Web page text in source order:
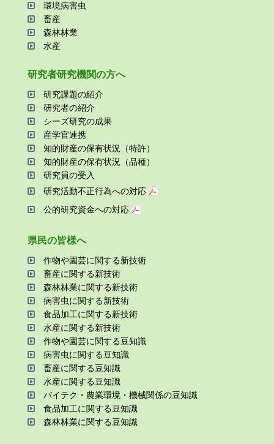
環境病害⾍
畜産
森林林業
⽔産
研究者研究機関の⽅へ
研究課題の紹介
研究者の紹介
シーズ研究の成果
産学官連携
知的財産の保有状況（特許）
知的財産の保有状況（品種）
研究員の受⼊
研究活動不正⾏為への対応
公的研究資金への対応
県⺠の皆様へ
作物や園芸に関する新技術
畜産に関する新技術
森林林業に関する新技術
病害⾍に関する新技術
⾷品加⼯に関する新技術
⽔産に関する新技術
作物や園芸に関する⾖知識
病害⾍に関する⾖知識
畜産に関する⾖知識
⽔産に関する⾖知識
バイテク・農業環境・機械関係の⾖知識
⾷品加⼯に関する⾖知識
森林林業に関する⾖知識